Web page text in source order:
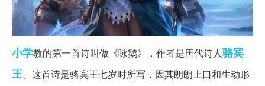
小学教的第一首诗叫做《咏鹅》，作者是唐代诗人骆宾
王。这首诗是骆宾王七岁时所写，因其朗朗上口和生动形